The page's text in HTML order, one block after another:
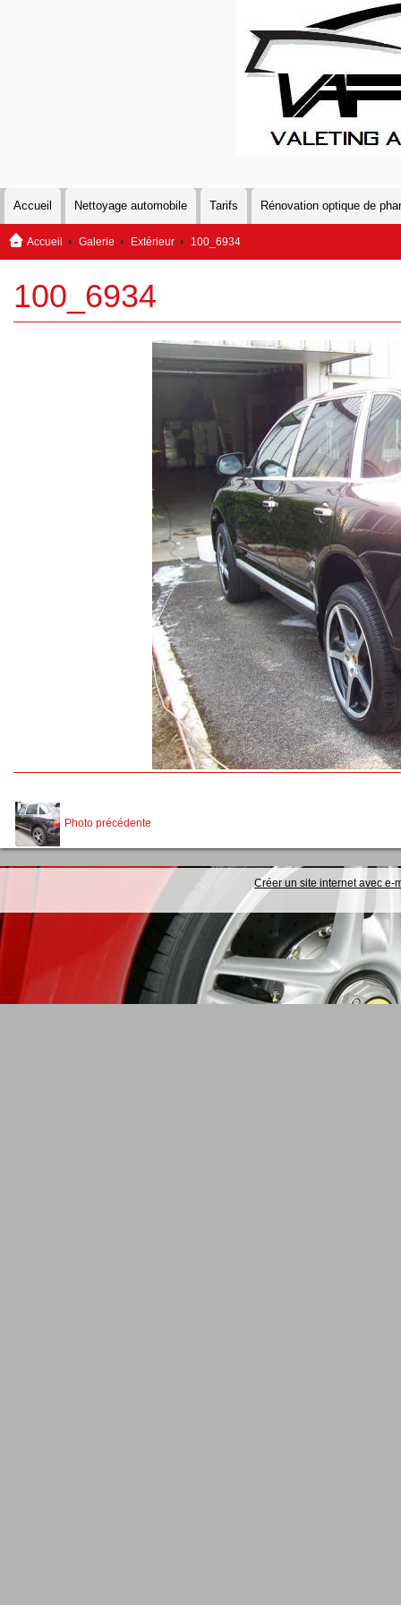
Accueil Nettoyage automobile Tarifs Rénovation optique de
Accueil Galerie Extérieur 100_6934
100_6934
Photo précédente
Créer un site internet avec e-